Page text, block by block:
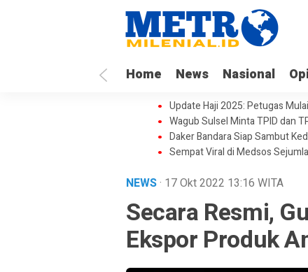
Home News Nasional
Update Haji 2025: Petugas
Wagub Sulsel Minta TPID dan
Daker Bandara Siap Sambut
Sempat Viral di Medsos
NEWS· 17 Okt 2022 13:16 WITA
Secara Resmi,
Ekspor Produk